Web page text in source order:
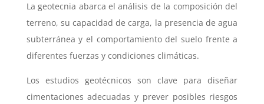
La geotecnia abarca el análisis de la composición del
terreno, su capacidad de carga, la presencia de agua
subterránea y el comportamiento del suelo frente a
diferentes fuerzas y condiciones climáticas.
Los estudios geotécnicos son clave para diseñar
cimentaciones adecuadas y prever posibles riesgos